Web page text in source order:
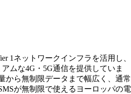
1ネットワークインフラを活用し、
ムな4G・5G通信を提供していま
から無制限データまで幅広く、通常
が無制限で使えるヨーロッパの電